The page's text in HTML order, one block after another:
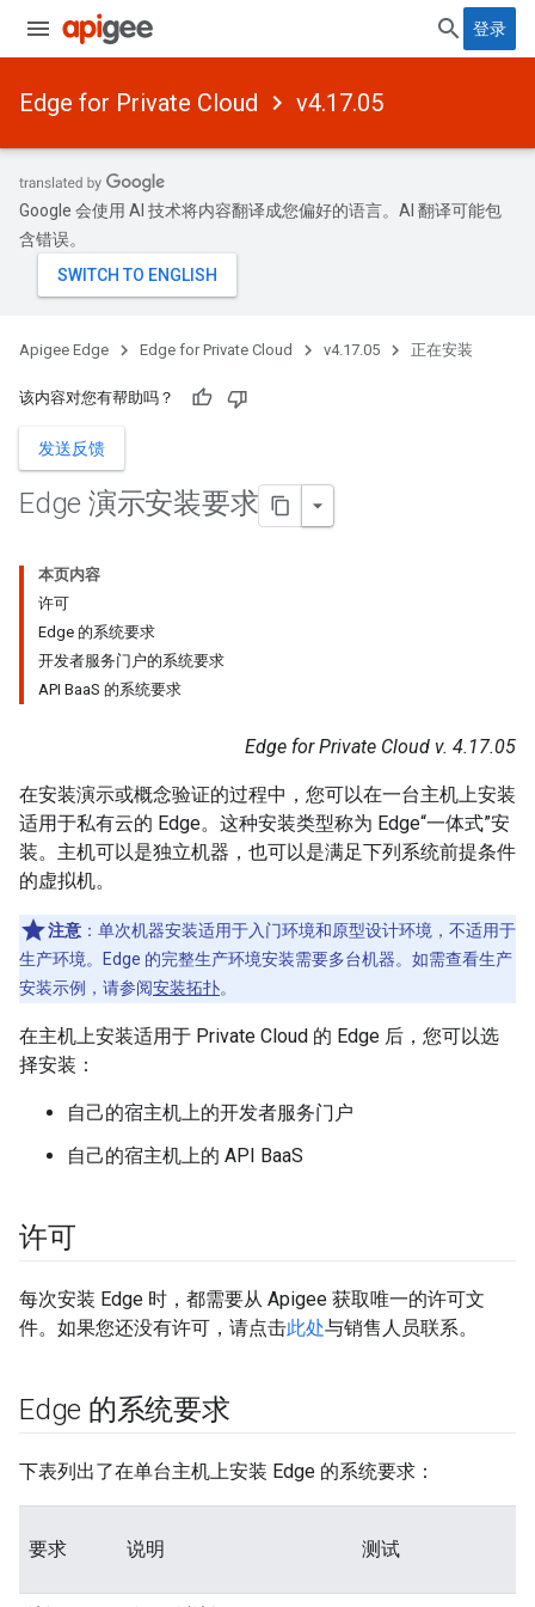
登录
Edge for Private Cloud v4.17.05
Google 会使用 AI 技术将内容翻译成您偏好的语言。AI 翻译可能包
含错误。
Apigee Edge Edge for Private Cloud v4.17.05 正在安装
该内容对您有帮助吗？
发送反馈
Edge 演示安装要求
本页内容
许可
Edge 的系统要求
开发者服务门户的系统要求
API BaaS 的系统要求
Edge for Private Cloud v. 4.17.05
在安装演示或概念验证的过程中，您可以在一台主机上安装
适用于私有云的 Edge。这种安装类型称为 Edge“一体式”安
装。主机可以是独立机器，也可以是满足下列系统前提条件
的虚拟机。
注意 ：单次机器安装适用于入门环境和原型设计环境，不适用于
生产环境。Edge 的完整生产环境安装需要多台机器。如需查看生产
安装示例，请参阅安装拓扑。
在主机上安装适用于 Private Cloud 的 Edge 后，您可以选
择安装：
自己的宿主机上的开发者服务门户
自己的宿主机上的 API BaaS
许可
每次安装 Edge 时，都需要从 Apigee 获取唯一的许可文
件。如果您还没有许可，请点击此处与销售人员联系。
Edge 的系统要求
下表列出了在单台主机上安装 Edge 的系统要求：
要求 说明 测试